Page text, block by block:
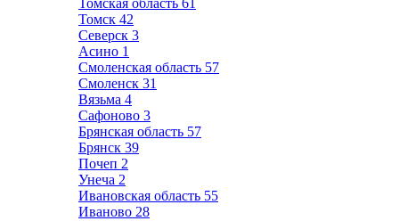
Томская область 61
Томск 42
Северск 3
Асино 1
Смоленская область 57
Смоленск 31
Вязьма 4
Сафоново 3
Брянская область 57
Брянск 39
Почеп 2
Унеча 2
Ивановская область 55
Иваново 28